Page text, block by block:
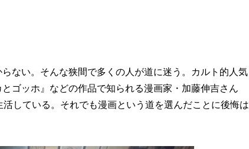
ない。そんな狭間で多くの人が道に迷う。カルト的人気
ゴッホ』などの作品で知られる漫画家・加藤伸吉さん
している。それでも漫画という道を選んだことに後悔は